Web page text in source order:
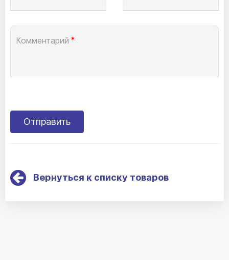
Комментарий *
Вернуться к списку товаров